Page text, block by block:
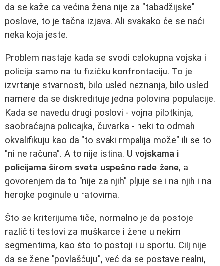
da se kaže da većina žena nije za "tabadžijske"
poslove, to je tačna izjava. Ali svakako će se naći
neka koja jeste.
Problem nastaje kada se svodi celokupna vojska i
policija samo na tu fizičku konfrontaciju. To je
izvrtanje stvarnosti, bilo usled neznanja, bilo usled
namere da se diskredituje jedna polovina populacije.
Kada se navedu drugi poslovi - vojna pilotkinja,
saobraćajna policajka, čuvarka - neki to odmah
okvalifikuju kao da "to svaki rmpalija može" ili se to
"ni ne računa". A to nije istina. U vojskama i
policijama širom sveta uspešno rade žene, a
govorenjem da to "nije za njih" pljuje se i na njih i na
herojke poginule u ratovima.
Što se kriterijuma tiče, normalno je da postoje
različiti testovi za muškarce i žene u nekim
segmentima, kao što to postoji i u sportu. Cilj nije
da se žene "povlašćuju", već da se postave realni,